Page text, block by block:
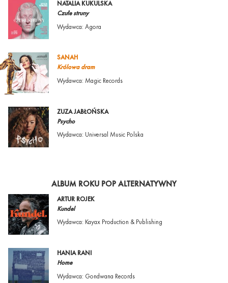
NATALIA KUKULSKA
Czułe struny
Wydawca: Agora
SANAH
Królowa dram
Wydawca: Magic Records
ZUZA JABŁOŃSKA
Psycho
Wydawca: Universal Music Polska
ALBUM ROKU POP ALTERNATYWNY
ARTUR ROJEK
Kundel
Wydawca: Kayax Production & Publishing
HANIA RANI
Home
Wydawca: Gondwana Records